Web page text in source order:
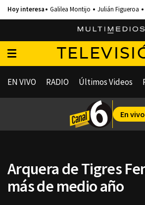
Galilea Montijo Julián Figueroa
EN VIVO RADIO Últimos Videos
En vivo
Arquera de Tigres
más de medio año